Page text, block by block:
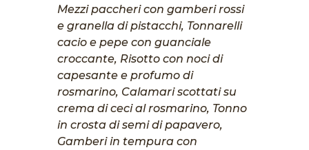
Mezzi paccheri con gamberi rossi
e granella di pistacchi, Tonnarelli
cacio e pepe con guanciale
croccante, Risotto con noci di
capesante e profumo di
rosmarino, Calamari scottati su
crema di ceci al rosmarino, Tonno
in crosta di semi di papavero,
Gamberi in tempura con